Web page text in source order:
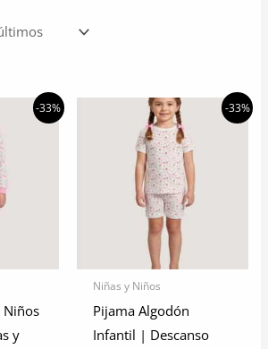
-33%
Niños
y
-33%
Niñas y Niños
Pijama Algodón
Infantil | Descanso